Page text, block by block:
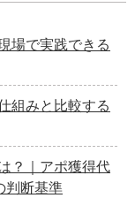
場で実践できる
組みと比較する
？｜アポ獲得代
判断基準